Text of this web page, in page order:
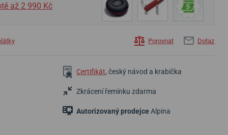
až 2 990 Kč
Porovnat Dotaz
Certifikát, český návod a krabička
Zkrácení řemínku zdarma
Autorizovaný prodejceAlpina
37 690 Kč